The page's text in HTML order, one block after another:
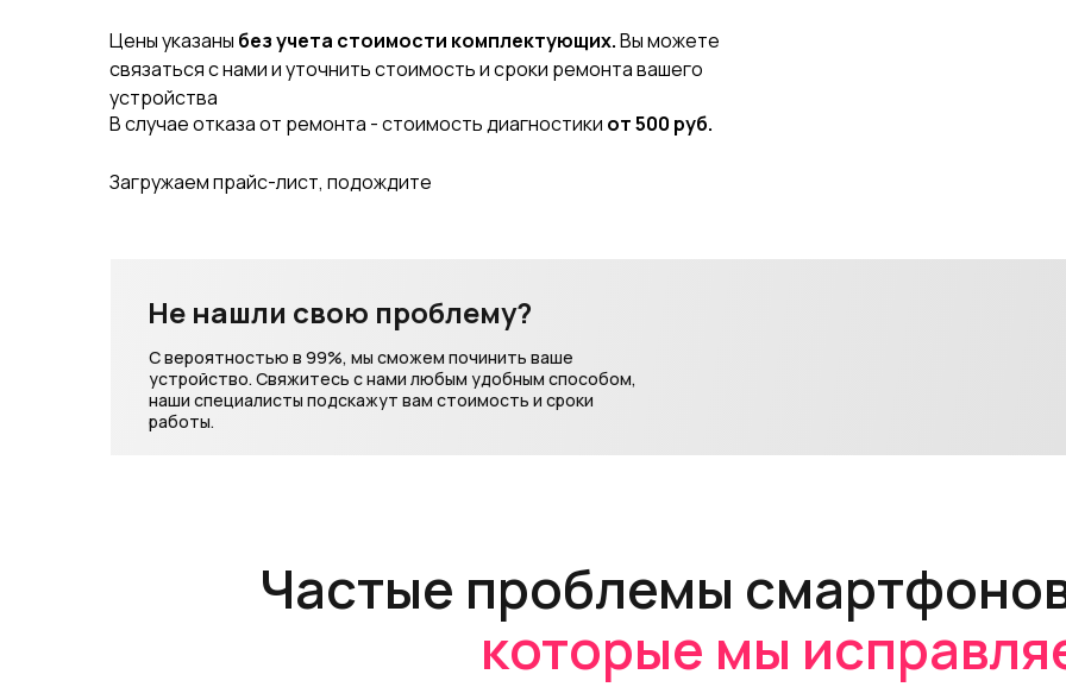
Цены указаны без учета стоимости комплектующих.Вы можете
связаться с нами и уточнить стоимость и сроки ремонта вашего
устройства
В случае отказа от ремонта - стоимость диагностики от 500 руб.
Не нашли свою проблему?
С вероятностью в 99%, мы сможем починить ваше
устройство. Свяжитесь с нами любым удобным способом,
наши специалисты подскажут вам стоимость и сроки
работы.
Частые проблемы
которые мы